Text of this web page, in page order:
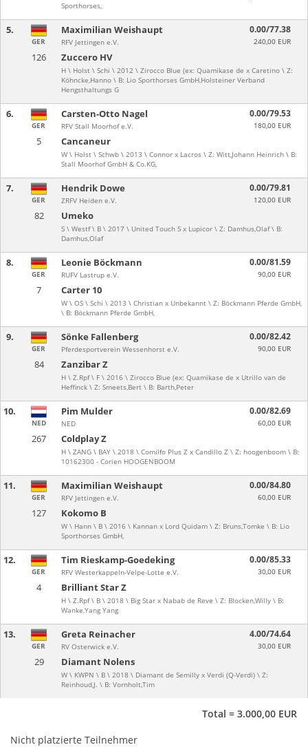
Sporthorses,
5.
126 Zuccero HV
H \ Holst \ Schi \ 2012 \ Zirocco Blue (ex: Quamikase de x Caretino \ Z:
Köhncke,Hanno \ B: Lio Sporthorses GmbH,Holsteiner Verband
Hengsthaltungs G
GER
Maximilian Weishaupt
RFV Jettingen e.V.
0.00/77.38
240,00 EUR
6.
5 Cancaneur
W \ Holst \ Schwb \ 2013 \ Connor x Lacros \ Z: Witt,Johann Heinrich \ B:
Stall Moorhof GmbH & Co.KG,
GER
Carsten-Otto Nagel
RFV Stall Moorhof e.V.
0.00/79.53
180,00 EUR
7.
82 Umeko
S \ Westf \ B \ 2017 \ United Touch S x Lupicor \ Z: Damhus,Olaf \ B:
Damhus,Olaf
GER
Hendrik Dowe
ZRFV Heiden e.V.
0.00/79.81
120,00 EUR
8.
7 Carter 10
W \ OS \ Schi \ 2013 \ Christian x Unbekannt \ Z: Böckmann Pferde GmbH,
\ B: Böckmann Pferde GmbH,
GER
Leonie Böckmann
RUFV Lastrup e.V.
0.00/81.59
90,00 EUR
9.
84 Zanzibar Z
H \ Z.Rpf \ F \ 2016 \ Zirocco Blue (ex: Quamikase de x Utrillo van de
Heffinck \ Z: Smeets,Bert \ B: Barth,Peter
GER
Sönke Fallenberg
Pferdesportverein Wessenhorst e.V.
0.00/82.42
90,00 EUR
10.
267 Coldplay Z
H \ ZANG \ BAY \ 2018 \ Comilfo Plus Z x Candillo Z \ Z: hoogenboom \ B:
10162300 - Corien HOOGENBOOM
NED
Pim Mulder
NED
0.00/82.69
60,00 EUR
11.
127 Kokomo B
W \ Hann \ B \ 2016 \ Kannan x Lord Quidam \ Z: Bruns,Tomke \ B: Lio
Sporthorses GmbH,
GER
Maximilian Weishaupt
RFV Jettingen e.V.
0.00/84.80
60,00 EUR
12.
4 Brilliant Star Z
H \ Z.Rpf \ B \ 2018 \ Big Star x Nabab de Reve \ Z: Blocken,Willy \ B:
Wanke,Yang Yang
GER
Tim Rieskamp-Goedeking
RFV Westerkappeln-Velpe-Lotte e.V.
0.00/85.33
30,00 EUR
13.
29 Diamant Nolens
W \ KWPN \ B \ 2018 \ Diamant de Semilly x Verdi (Q-Verdi) \ Z:
Reinhoud,J. \ B: Vornholt,Tim
GER
Greta Reinacher
RV Osterwick e.V.
4.00/74.64
30,00 EUR
Total = 3.000,00 EUR
Nicht platzierte Teilnehmer